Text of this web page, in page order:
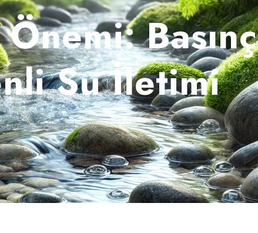
Basınç
Su İletimi
Su İletimi